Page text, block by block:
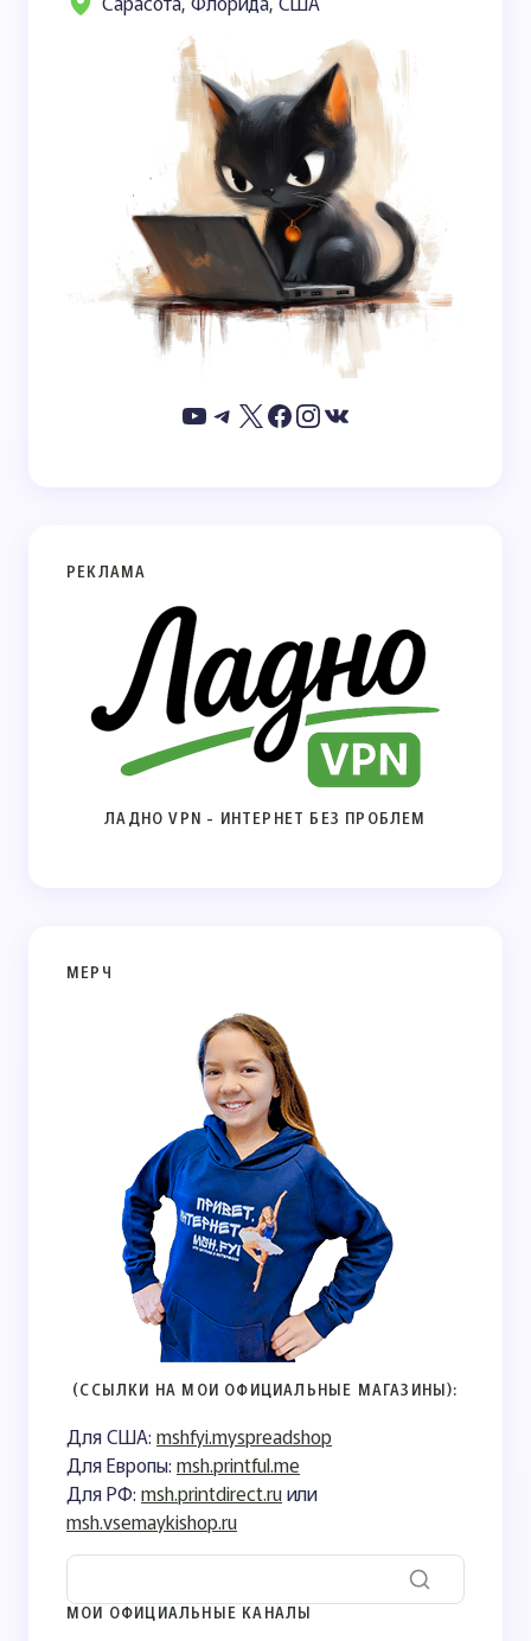
РЕКЛАМА
ЛАДНО VPN - ИНТЕРНЕТ БЕЗ ПРОБЛЕМ
МЕРЧ
(ССЫЛКИ НА МОИ ОФИЦИАЛЬНЫЕ МАГАЗИНЫ):
Для США: mshfyi.myspreadshop
Для Европы: msh.printful.me
Для РФ: msh.printdirect.ruили
msh.vsemaykishop.ru
МОИ ОФИЦИАЛЬНЫЕ КАНАЛЫ